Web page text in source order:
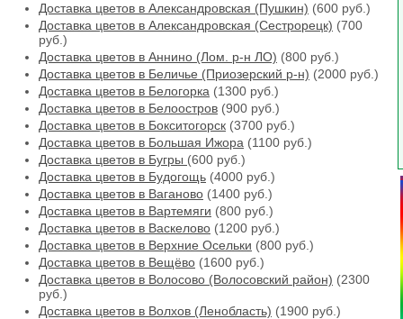
Доставка цветов в Александровская (Пушкин) (600 руб.)
Доставка цветов в Александровская (Сестрорецк) (700
руб.)
Доставка цветов в Аннино (Лом. р-н ЛО) (800 руб.)
Доставка цветов в Беличье (Приозерский р-н) (2000 руб.)
Доставка цветов в Белогорка (1300 руб.)
Доставка цветов в Белоостров (900 руб.)
Доставка цветов в Бокситогорск (3700 руб.)
Доставка цветов в Большая Ижора (1100 руб.)
Доставка цветов в Бугры (600 руб.)
Доставка цветов в Будогощь (4000 руб.)
Доставка цветов в Ваганово (1400 руб.)
Доставка цветов в Вартемяги (800 руб.)
Доставка цветов в Васкелово (1200 руб.)
Доставка цветов в Верхние Осельки (800 руб.)
Доставка цветов в Вещёво (1600 руб.)
Доставка цветов в Волосово (Волосовский район) (2300
руб.)
Доставка цветов в Волхов (Ленобласть) (1900 руб.)